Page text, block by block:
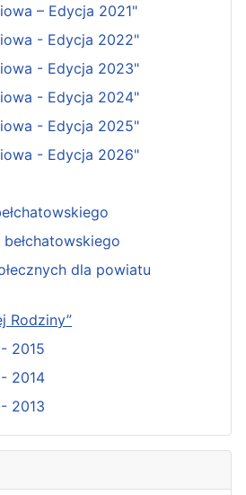
– Edycja 2021"
- Edycja 2022"
- Edycja 2023"
- Edycja 2024"
- Edycja 2025"
- Edycja 2026"
dla powiatu
Rodziny”
2015
2014
2013